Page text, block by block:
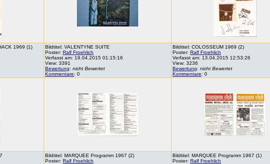
1969 (1)
Bildtitel: VALENTYNE SUITE
Poster: Ralf Froehlich
Verfasst am: 19.04.2015 01:15:16
View: 3391
Bewertung: nicht Bewertet
Kommentare: 0
Bildtitel: COLOSSEUM 1969 (2)
Poster: Ralf Froehlich
Verfasst am: 13.04.2015 12:53:26
View: 3236
Bewertung: nicht Bewertet
Kommentare: 0
Bildtitel: MARQUEE Programm 1967 (2)
Poster: Ralf Froehlich
Bildtitel: MARQUEE Programm 1967 (1)
Poster: Ralf Froehlich